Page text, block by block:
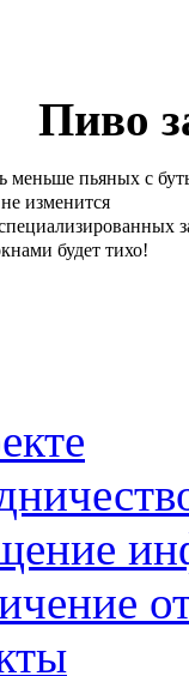
Пиво
меньше пьяных с
изменится
будет тихо!